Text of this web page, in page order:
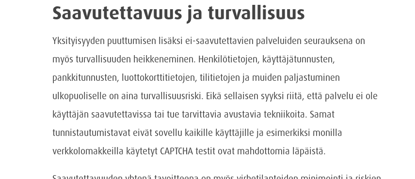
Saavutettavuus ja turvallisuus
Yksityisyyden puuttumisen lisäksi ei-saavutettavien palveluiden seurauksena on
myös turvallisuuden heikkeneminen. Henkilötietojen, käyttäjätunnusten,
pankkitunnusten, luottokorttitietojen, tilitietojen ja muiden paljastuminen
ulkopuoliselle on aina turvallisuusriski. Eikä sellaisen syyksi riitä, että palvelu ei ole
käyttäjän saavutettavissa tai tue tarvittavia avustavia tekniikoita. Samat
tunnistautumistavat eivät sovellu kaikille käyttäjille ja esimerkiksi monilla
verkkolomakkeilla käytetyt CAPTCHA testit ovat mahdottomia läpäistä.